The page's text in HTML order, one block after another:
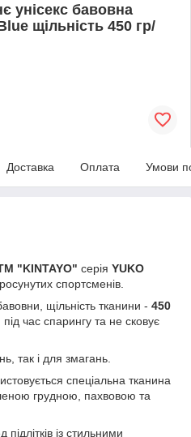
унісекс бавовна
щільність 450 гр/
Доставка Оплата Умови
"KINTAYO" серія YUKO
спортсменів.
щільність тканини - 450
під час спарингу та не сковує
так і для змагань.
спеціальна тканина
грудною, пахвовою та
із стильними